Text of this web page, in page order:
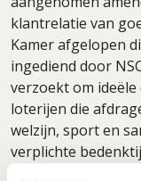
klantrelatie van
Kamer afgelopen
ingediend door
verzoekt om
loterijen die
welzijn, sport en
verplichte